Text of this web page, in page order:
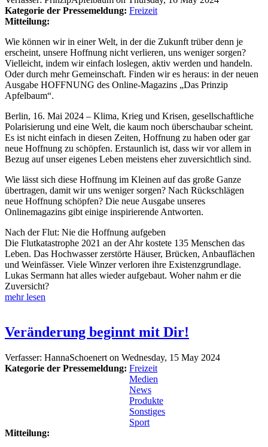
Kategorie der Pressemeldung: Freizeit
Mitteilung:
Wie können wir in einer Welt, in der die Zukunft trüber denn je
erscheint, unsere Hoffnung nicht verlieren, uns weniger sorgen?
Vielleicht, indem wir einfach loslegen, aktiv werden und handeln.
Oder durch mehr Gemeinschaft. Finden wir es heraus: in der neuen
Ausgabe HOFFNUNG des Online-Magazins „Das Prinzip
Apfelbaum“.
Berlin, 16. Mai 2024 – Klima, Krieg und Krisen, gesellschaftliche
Polarisierung und eine Welt, die kaum noch überschaubar scheint.
Es ist nicht einfach in diesen Zeiten, Hoffnung zu haben oder gar
neue Hoffnung zu schöpfen. Erstaunlich ist, dass wir vor allem in
Bezug auf unser eigenes Leben meistens eher zuversichtlich sind.
Wie lässt sich diese Hoffnung im Kleinen auf das große Ganze
übertragen, damit wir uns weniger sorgen? Nach Rückschlägen
neue Hoffnung schöpfen? Die neue Ausgabe unseres
Onlinemagazins gibt einige inspirierende Antworten.
Nach der Flut: Nie die Hoffnung aufgeben
Die Flutkatastrophe 2021 an der Ahr kostete 135 Menschen das
Leben. Das Hochwasser zerstörte Häuser, Brücken, Anbauflächen
und Weinfässer. Viele Winzer verloren ihre Existenzgrundlage.
Lukas Sermann hat alles wieder aufgebaut. Woher nahm er die
Zuversicht?
mehr lesen
Veränderung beginnt mit Dir!
Verfasser: HannaSchoenert on Wednesday, 15 May 2024
Kategorie der Pressemeldung: Freizeit
Medien
News
Produkte
Sonstiges
Sport
Mitteilung: